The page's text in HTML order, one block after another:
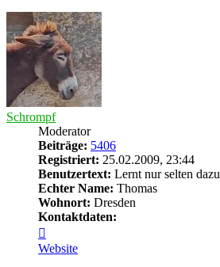
Schrompf
Moderator
Beiträge: 5406
Registriert: 25.02.2009, 23:44
Benutzertext: Lernt nur selten dazu
Echter Name: Thomas
Wohnort: Dresden
Kontaktdaten:
von
Schrompf
Website